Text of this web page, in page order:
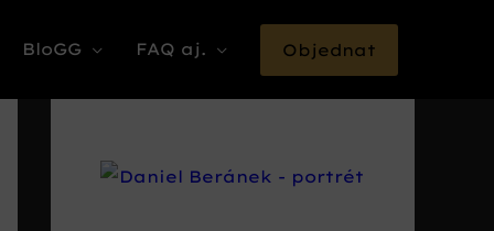
BloGG FAQ aj. Objednat